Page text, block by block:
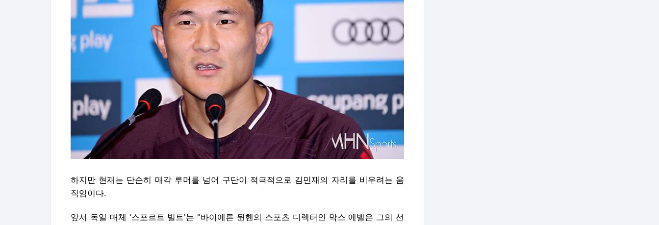
하지만 현재는 단순히 매각 루머를 넘어 구단이 적극적으로 김민재의 자리를 비우려는 움
직임이다.
앞서 독일 매체 '스포르트 빌트'는 "바이에른 뮌헨의 스포츠 디렉터인 막스 에벨은 그의 선